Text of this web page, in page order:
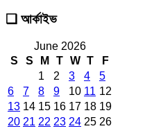
❑ আর্কাইভ
June 2026
S
S M T W T
F
1
2 3 4
5
6
7 8 9 10 11 12
13 14 15 16 17 18 19
20 21 22 23 24 25 26